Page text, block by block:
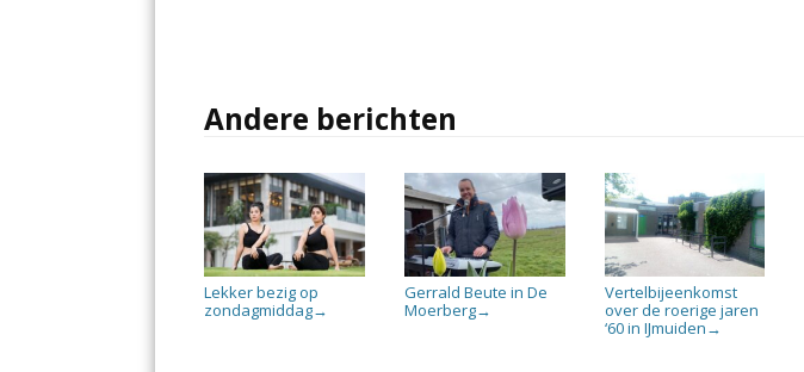
Andere berichten
Lekker bezig op
zondagmiddag→
Gerrald Beute in De
Moerberg→
Vertelbijeenkomst
over de roerige jaren
‘60 in IJmuiden →